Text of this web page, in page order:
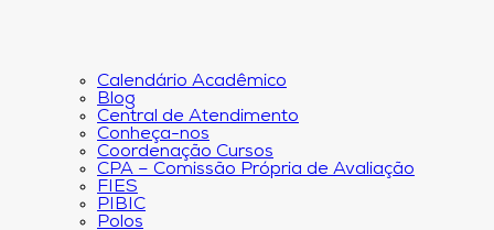
Calendário Acadêmico
Blog
Central de Atendimento
Conheça-nos
Coordenação Cursos
CPA – Comissão Própria de Avaliação
FIES
PIBIC
Polos